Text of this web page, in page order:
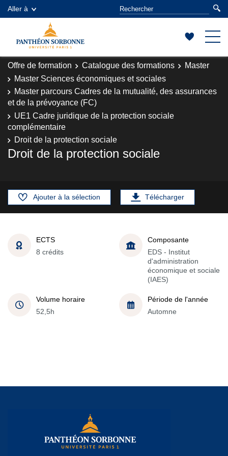
Aller à
Offre de formation Catalogue des formations
Master
Master Sciences économiques et sociales
Master parcours Cadres de la mutualité, des assurances
et de la prévoyance (FC)
UE1 Cadre juridique de la protection sociale
complémentaire
Droit de la protection sociale
Droit de la protection sociale
Ajouter à la sélection Télécharger
ECTS
8 crédits
Composante
EDS - Institut
d'administration
économique et sociale
(IAES)
Volume horaire
52,5h
Période de l'année
Automne